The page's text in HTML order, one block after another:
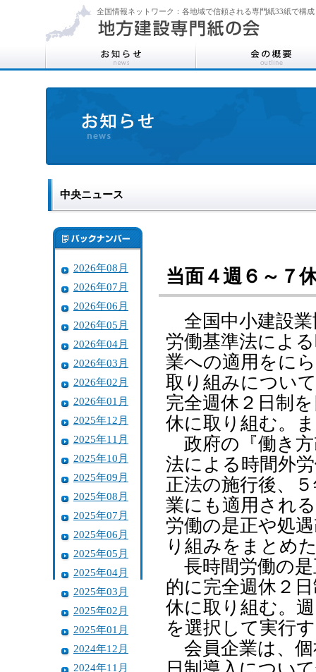
全国情報ネットワーク：各地域で信頼される専門紙33紙で構成
中央ニュース
2026年08月
2026年07月
2026年06月
2026年05月
2026年04月
2026年03月
2026年02月
2026年01月
2025年12月
2025年11月
2025年10月
2025年09月
2025年08月
2025年07月
2025年06月
2025年05月
2025年04月
2025年03月
2025年02月
2025年01月
2024年12月
2024年11月
当面４週６～７
全国中小建設業
労働基準法によ
業への適用をに
取り組みについ
完全週休２日制
休に取り組む。
政府の『働き方
法による時間外
正法の施行後、
業にも適用され
労働の是正や処
り組みをまとめ
長時間労働の是
的に完全週休２
休に取り組む。
を選択して実行
会員企業は、個